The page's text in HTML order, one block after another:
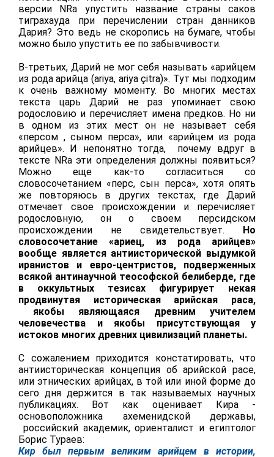
версии NRa упустить название страны саков
тиграхауда при перечислении стран данников
Дария? Это ведь не скоропись на бумаге, чтобы
можно было упустить ее по забывчивости.
В-третьих, Дарий не мог себя называть «арийцем
из рода арийца (ariya, ariya çitra)». Тут мы подходим
к очень важному моменту. Во многих местах
текста царь Дарий не раз упоминает свою
родословию и перечисляет имена предков. Но ни
в одном из этих мест он не называет себя
«персом , сыном перса», или «арийцем из рода
арийцев». И непонятно тогда, почему вдруг в
тексте NRa эти определения должны появиться?
Можно еще как-то согласиться со
словосочетанием «перс, сын перса», хотя опять
же повторяюсь в других текстах, где Дарий
отмечает свое происхождении и перечисляет
родословную, он о своем персидском
происхождении не свидетельствует.
Но
словосочетание «ариец, из рода арийцев»
вообще является антиисторической выдумкой
иранистов и евро-центристов, подверженных
всякой антинаучной теософской белиберде, где
в оккультных тезисах фигурирует некая
продвинутая историческая арийская раса,
якобы являющаяся древним учителем
человечества и якобы присутствующая у
истоков многих древних цивилизаций планеты.
С сожалением приходится констатировать, что
антиисторическая концепция об арийской расе,
или этнических арийцах, в той или иной форме до
сего дня держится в так называемых научных
публикациях. Вот как оценивает Кира -
основоположника ахеменидской державы,
российский академик, ориенталист и египтолог
Борис Тураев:
Кир был первым великим арийцем в истории,